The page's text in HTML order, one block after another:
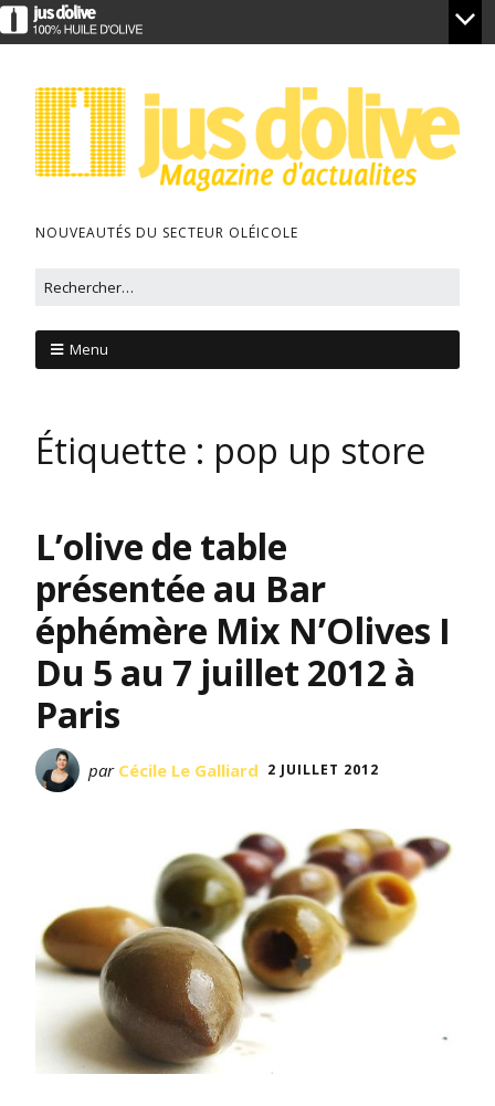
NOUVEAUTÉS DU SECTEUR OLÉICOLE
Menu
Étiquette : pop up store
L’olive de table
présentée au Bar
éphémère Mix N’Olives I
Du 5 au 7 juillet 2012 à
Paris
par Cécile Le Galliard 2 JUILLET 2012